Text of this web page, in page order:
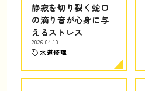
静寂を切り裂く蛇口
の滴り音が心身に与
えるストレス
2026.04.10
水道修理